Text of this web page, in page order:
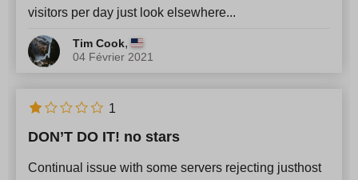
visitors per day just look elsewhere...
Tim Cook,
04 Février 2021
DON’T DO IT! no stars
Continual issue with some servers rejecting justhost
1